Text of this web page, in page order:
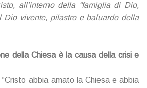
all’interno della “famiglia di Dio,
Dio vivente, pilastro e baluardo della
della Chiesa è la causa della crisi e
abbia amato la Chiesa e abbia